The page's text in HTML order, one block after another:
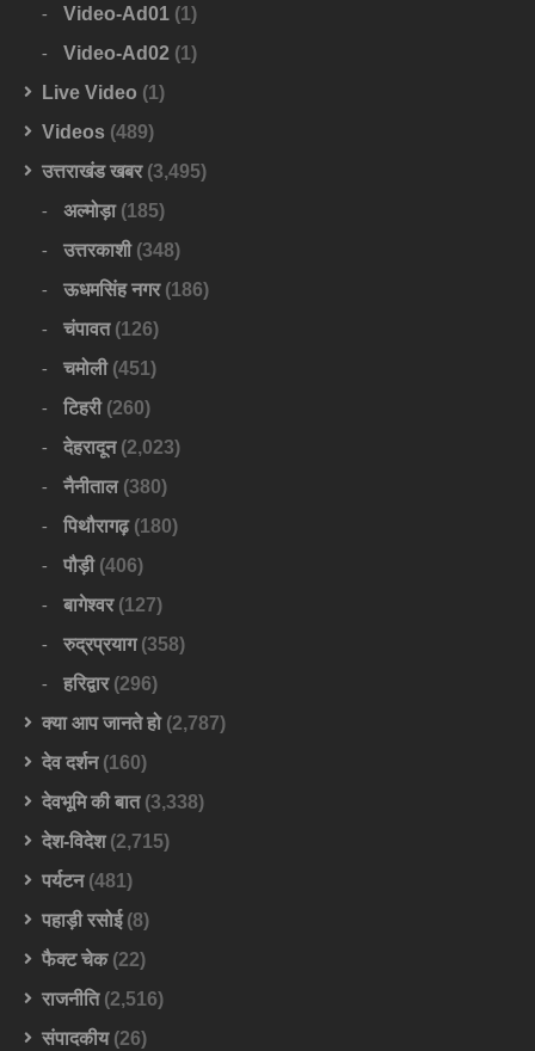
Video-Ad01 (1)
Video-Ad02 (1)
Live Video (1)
Videos (489)
उत्तराखंड खबर(3,495)
अल्मोड़ा(185)
उत्तरकाशी(348)
ऊधमसिंह नगर(186)
चंपावत(126)
चमोली(451)
टिहरी(260)
देहरादून(2,023)
नैनीताल(380)
पिथौरागढ़(180)
पौड़ी(406)
बागेश्वर(127)
रुद्रप्रयाग(358)
हरिद्वार(296)
क्या आप जानते हो(2,787)
देव दर्शन(160)
देवभूमि की बात(3,338)
देश-विदेश(2,715)
पर्यटन(481)
पहाड़ी रसोई(8)
फैक्ट चेक(22)
राजनीति(2,516)
संपादकीय(26)